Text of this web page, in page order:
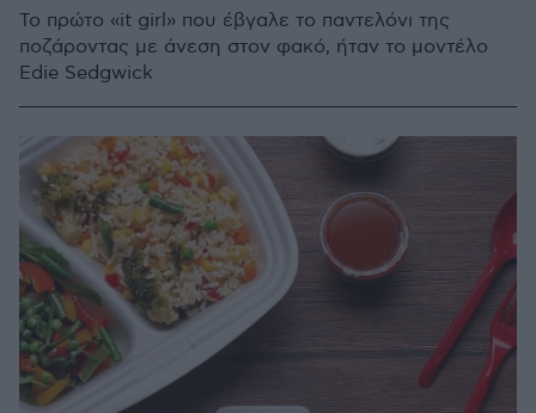
Το πρώτο «it girl» που έβγαλε το παντελόνι της
ποζάροντας με άνεση στον φακό, ήταν το μοντέλο
Εdie Sedgwick